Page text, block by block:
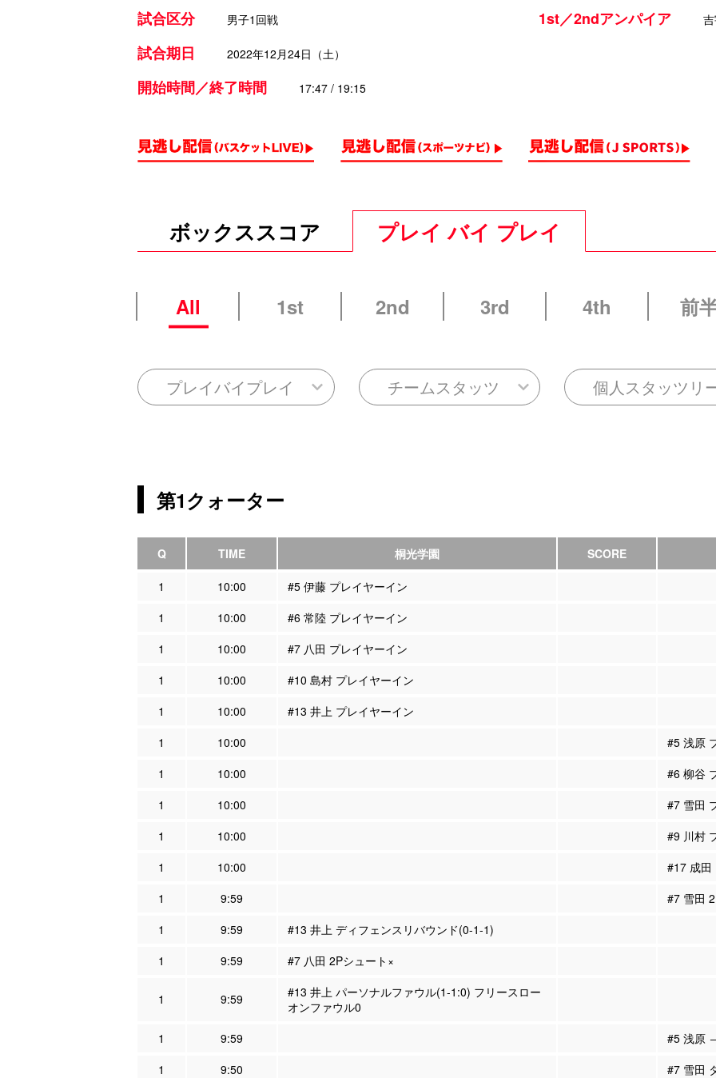
試合区分 男子1回戦
試合期日 2022年12月24日（土）
開始時間／終了時間 17:47 / 19:15
1st／2ndアンパイア
ボックススコア プレイ バイ プレイ
All 1st 2nd 3rd 4th 前
プレイバイプレイ チームスタッツ 個人スタッツリ
第1クォーター
Q TIME 桐光学園 SCORE
1 10:00
#5 伊藤 プレイヤーイン
1
10:00
#6 常陸 プレイヤーイン
1
10:00
#7 八田 プレイヤーイン
1
10:00
#10 島村 プレイヤーイン
1
10:00
#13 井上 プレイヤーイン
1
10:00
#5 浅原
1
10:00
#6 柳谷
1
10:00
#7 雪田
1
10:00
#9 川村
1
10:00
#17 成田
1
9:59
#7 雪田
1
9:59
#13 井上 ディフェンスリバウンド(0-1-1)
1
9:59 #7 八田 2Pシュート×
1 9:59
#13 井上 パーソナルファウル(1-1:0) フリースロー
オンファウル0
1
9:59
#5 浅原
1
9:50
#7 雪田